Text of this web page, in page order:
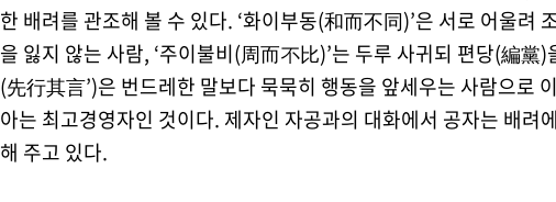
한 배려를 관조해 볼 수 있다. ‘화이부동(和而不同)’은 서로 어울려
을 잃지 않는 사람, ‘주이불비(周而不比)’는 두루 사귀되 편당(編黨)
(先行其言’)은 번드레한 말보다 묵묵히 행동을 앞세우는 사람으로
아는 최고경영자인 것이다. 제자인 자공과의 대화에서 공자는 배려
해 주고 있다.